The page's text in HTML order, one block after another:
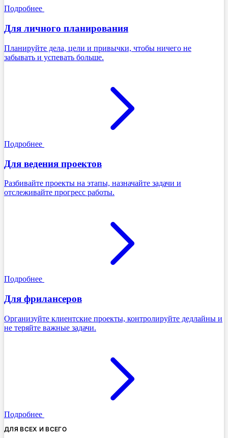
Подробнее
Для личного планирования
Планируйте дела, цели и привычки, чтобы ничего не
забывать и успевать больше.
Подробнее
Для ведения проектов
Разбивайте проекты на этапы, назначайте задачи и
отслеживайте прогресс работы.
Подробнее
Для фрилансеров
Организуйте клиентские проекты, контролируйте дедлайны и
не теряйте важные задачи.
Подробнее
ДЛЯ ВСЕХ И ВСЕГО